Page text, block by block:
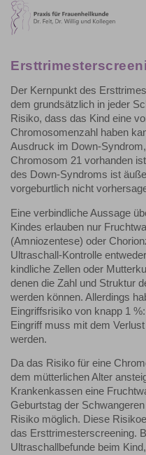
Der Kernpunkt des
dem grundsätzlich in jeder
Risiko, dass das Kind eine
Chromosomenzahl haben
Ausdruck im Down-
Chromosom 21 vorhanden
des Down-Syndroms ist
vorgeburtlich nicht
Eine verbindliche Aussage
Kindes erlauben nur
(Amniozentese) oder
Ultraschall-Kontrolle
kindliche Zellen oder
denen die Zahl und Struktur
werden können. Allerdings
Eingriffsrisiko von knapp 1
Eingriff muss mit dem
werden.
Da das Risiko für eine
dem mütterlichen Alter
Krankenkassen eine
Geburtstag der
Risiko möglich. Diese
das Ersttrimesterscreening.
Ultraschallbefunde beim